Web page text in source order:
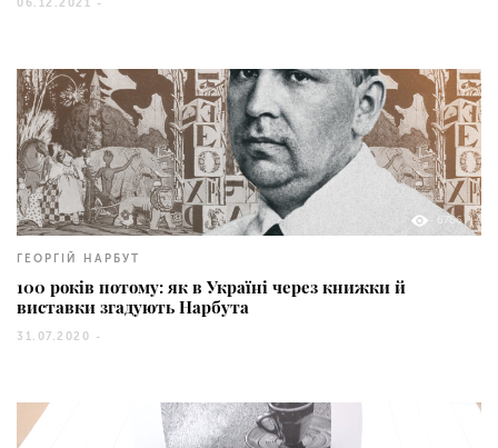
06.12.2021 -
6766
ГЕОРГІЙ НАРБУТ
100 років потому: як в Україні через книжки й
виставки згадують Нарбута
31.07.2020 -